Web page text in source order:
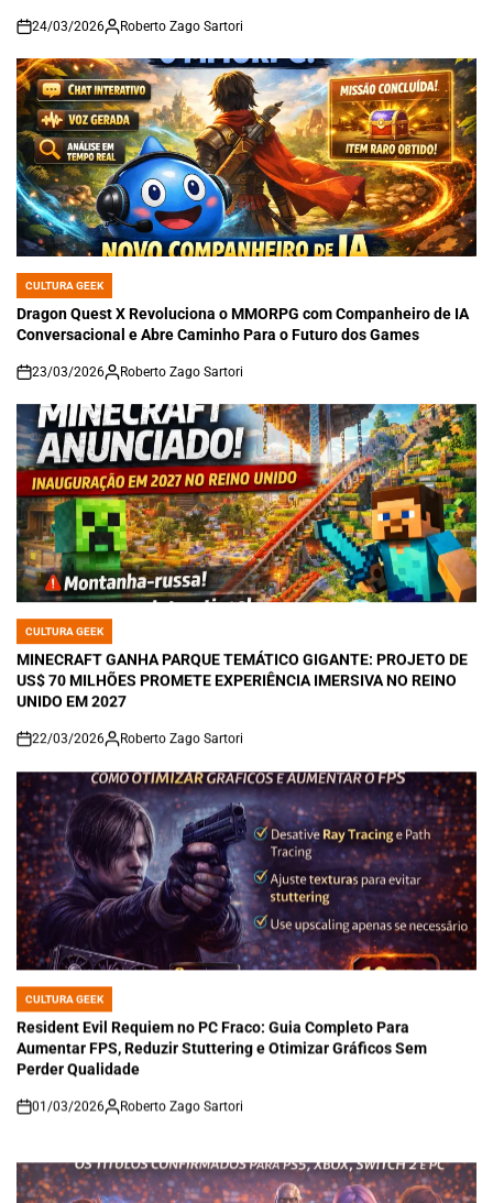
on
24/03/2026 Roberto Zago Sartori
POSTED
IN
CULTURA GEEK
Dragon Quest X Revoluciona o MMORPG com Companheiro de IA
Conversacional e Abre Caminho Para o Futuro dos Games
on
23/03/2026 Roberto Zago Sartori
POSTED
IN
CULTURA GEEK
MINECRAFT GANHA PARQUE TEMÁTICO GIGANTE: PROJETO DE
US$ 70 MILHÕES PROMETE EXPERIÊNCIA IMERSIVA NO REINO
UNIDO EM 2027
on
22/03/2026 Roberto Zago Sartori
POSTED
IN
CULTURA GEEK
Resident Evil Requiem no PC Fraco: Guia Completo Para
Aumentar FPS, Reduzir Stuttering e Otimizar Gráficos Sem
Perder Qualidade
on
01/03/2026 Roberto Zago Sartori